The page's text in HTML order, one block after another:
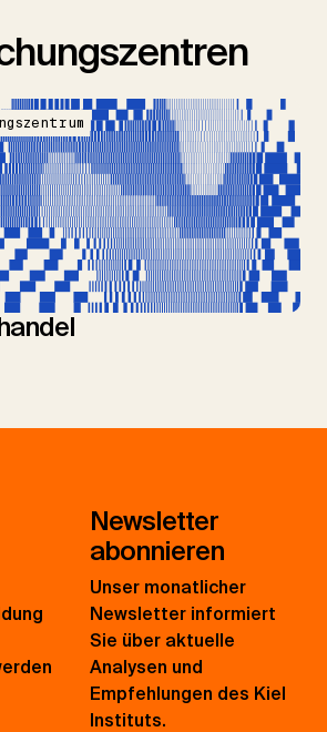
Newsletter
abonnieren
Unser monatlicher
Newsletter informiert
Sie über aktuelle
Analysen und
Empfehlungen des Kiel
Instituts.